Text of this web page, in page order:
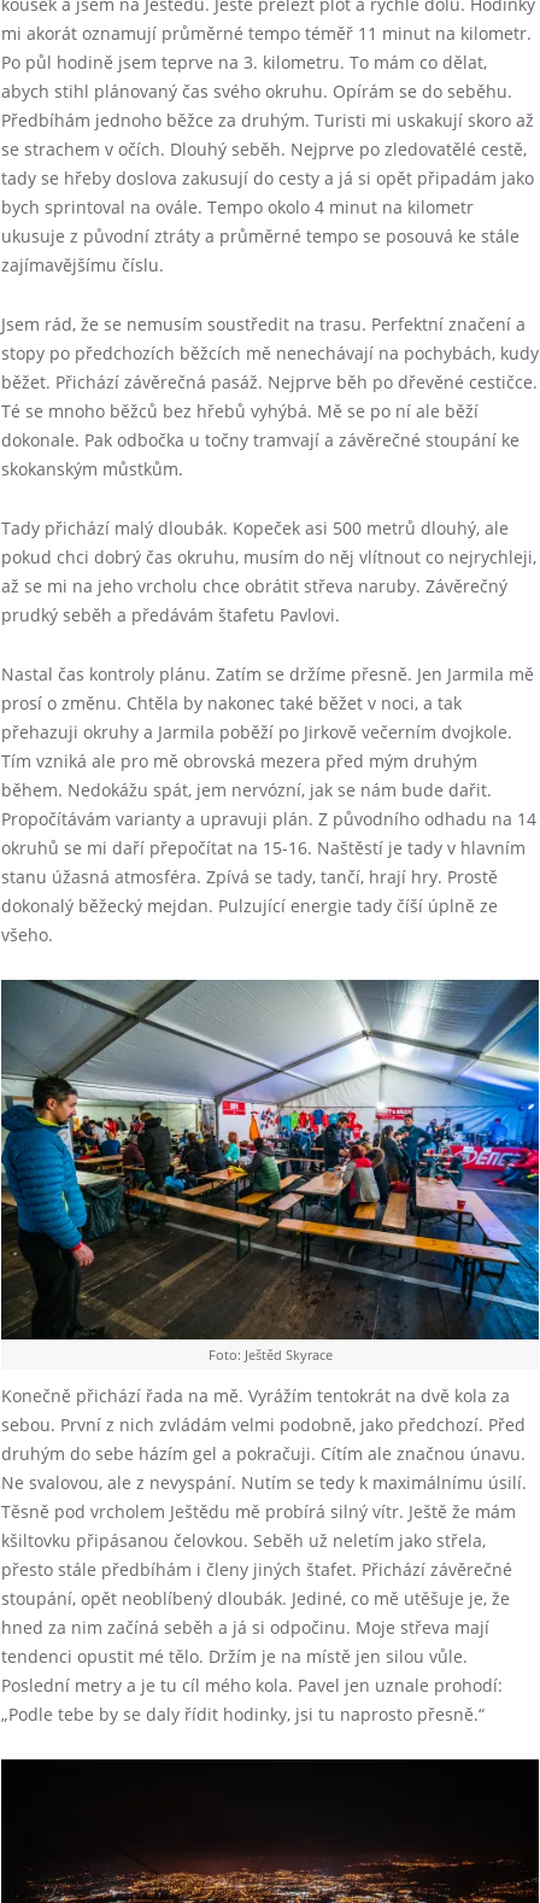
kousek a jsem na Ještědu. Ještě přelézt plot a rychle dolů. Hodinky
mi akorát oznamují průměrné tempo téměř 11 minut na kilometr.
Po půl hodině jsem teprve na 3. kilometru. To mám co dělat,
abych stihl plánovaný čas svého okruhu. Opírám se do seběhu.
Předbíhám jednoho běžce za druhým. Turisti mi uskakují skoro až
se strachem v očích. Dlouhý seběh. Nejprve po zledovatělé cestě,
tady se hřeby doslova zakusují do cesty a já si opět připadám jako
bych sprintoval na ovále. Tempo okolo 4 minut na kilometr
ukusuje z původní ztráty a průměrné tempo se posouvá ke stále
zajímavějšímu číslu.
Jsem rád, že se nemusím soustředit na trasu. Perfektní značení a
stopy po předchozích běžcích mě nenechávají na pochybách, kudy
běžet. Přichází závěrečná pasáž. Nejprve běh po dřevěné cestičce.
Té se mnoho běžců bez hřebů vyhýbá. Mě se po ní ale běží
dokonale. Pak odbočka u točny tramvají a závěrečné stoupání ke
skokanským můstkům.
Tady přichází malý dloubák. Kopeček asi 500 metrů dlouhý, ale
pokud chci dobrý čas okruhu, musím do něj vlítnout co nejrychleji,
až se mi na jeho vrcholu chce obrátit střeva naruby. Závěrečný
prudký seběh a předávám štafetu Pavlovi.
Nastal čas kontroly plánu. Zatím se držíme přesně. Jen Jarmila mě
prosí o změnu. Chtěla by nakonec také běžet v noci, a tak
přehazuji okruhy a Jarmila poběží po Jirkově večerním dvojkole.
Tím vzniká ale pro mě obrovská mezera před mým druhým
během. Nedokážu spát, jem nervózní, jak se nám bude dařit.
Propočítávám varianty a upravuji plán. Z původního odhadu na 14
okruhů se mi daří přepočítat na 15-16. Naštěstí je tady v hlavním
stanu úžasná atmosféra. Zpívá se tady, tančí, hrají hry. Prostě
dokonalý běžecký mejdan. Pulzující energie tady číší úplně ze
všeho.
Foto: Ještěd Skyrace
Konečně přichází řada na mě. Vyrážím tentokrát na dvě kola za
sebou. První z nich zvládám velmi podobně, jako předchozí. Před
druhým do sebe házím gel a pokračuji. Cítím ale značnou únavu.
Ne svalovou, ale z nevyspání. Nutím se tedy k maximálnímu úsilí.
Těsně pod vrcholem Ještědu mě probírá silný vítr. Ještě že mám
kšiltovku připásanou čelovkou. Seběh už neletím jako střela,
přesto stále předbíhám i členy jiných štafet. Přichází závěrečné
stoupání, opět neoblíbený dloubák. Jediné, co mě utěšuje je, že
hned za nim začíná seběh a já si odpočinu. Moje střeva mají
tendenci opustit mé tělo. Držím je na místě jen silou vůle.
Poslední metry a je tu cíl mého kola. Pavel jen uznale prohodí:
„Podle tebe by se daly řídit hodinky, jsi tu naprosto přesně.“